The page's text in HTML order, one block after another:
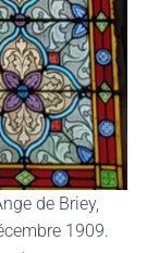
de Briey,
1909.